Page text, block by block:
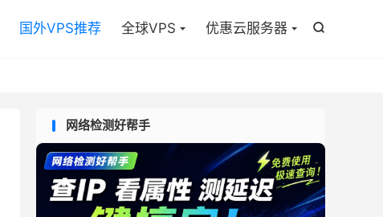

国外VPS推荐 全球VPS 优惠云服务器
网络检测好帮手